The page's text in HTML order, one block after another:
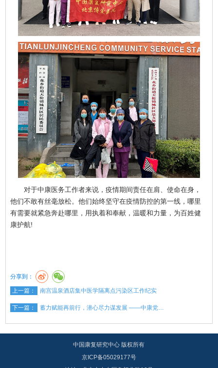
对于中康医务工作者来说，疫情期间责任在肩、使命在身，
他们不敢有丝毫放松。他们始终坚守在疫情防控的第一线，哪里
有需要就紧急奔赴哪里，用执着和奉献，温暖和力量，为百姓健
康护航!
分享到：
上一篇： 南宫温泉酒店集中医学隔离点污染区工作纪实
下一篇： 蓄力赋能再前行，潜心尽力谋发展 ——中康党…
中国康复研究中心 版权所有
京ICP备05029177号